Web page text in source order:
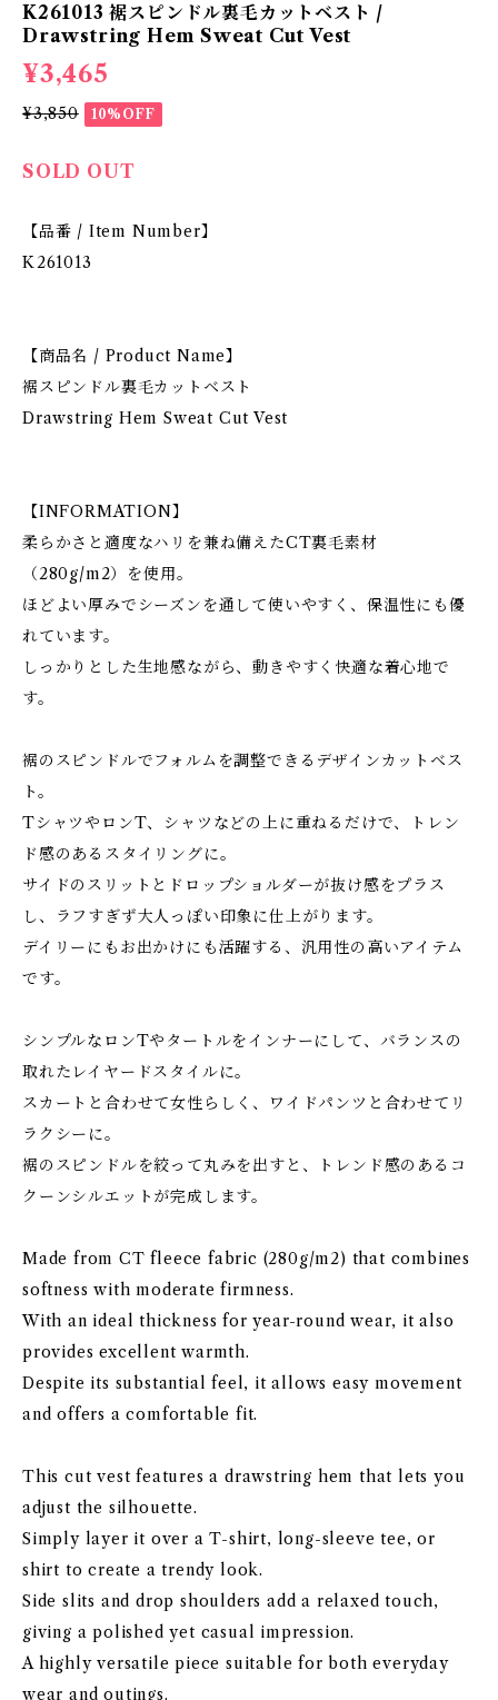
K261013 裾スピンドル裏毛カットベスト /
Drawstring Hem Sweat Cut Vest
¥3,465
¥3,850 10%OFF
SOLD OUT
【品番 / Item Number】
K261013
【商品名 / Product Name】
裾スピンドル裏毛カットベスト
Drawstring Hem Sweat Cut Vest
【INFORMATION】
柔らかさと適度なハリを兼ね備えたCT裏毛素材
（280g/m2）を使用。
ほどよい厚みでシーズンを通して使いやすく、保温性にも優
れています。
しっかりとした生地感ながら、動きやすく快適な着心地で
す。
裾のスピンドルでフォルムを調整できるデザインカットベス
ト。
TシャツやロンT、シャツなどの上に重ねるだけで、トレン
ド感のあるスタイリングに。
サイドのスリットとドロップショルダーが抜け感をプラス
し、ラフすぎず大人っぽい印象に仕上がります。
デイリーにもお出かけにも活躍する、汎用性の高いアイテム
です。
シンプルなロンTやタートルをインナーにして、バランスの
取れたレイヤードスタイルに。
スカートと合わせて女性らしく、ワイドパンツと合わせてリ
ラクシーに。
裾のスピンドルを絞って丸みを出すと、トレンド感のあるコ
クーンシルエットが完成します。
Made from CT fleece fabric (280g/m2) that combines
softness with moderate firmness.
With an ideal thickness for year-round wear, it also
provides excellent warmth.
Despite its substantial feel, it allows easy movement
and offers a comfortable fit.
This cut vest features a drawstring hem that lets you
adjust the silhouette.
Simply layer it over a T-shirt, long-sleeve tee, or
shirt to create a trendy look.
Side slits and drop shoulders add a relaxed touch,
giving a polished yet casual impression.
A highly versatile piece suitable for both everyday
wear and outings.